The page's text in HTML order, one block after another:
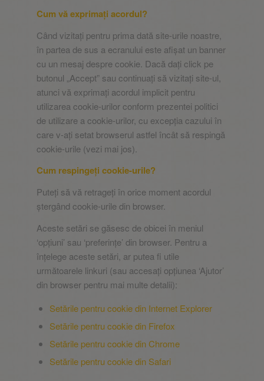
Cum vă exprimați acordul?
Când vizitați pentru prima dată site-urile noastre,
în partea de sus a ecranului este afișat un banner
cu un mesaj despre cookie. Dacă dați click pe
butonul „Accept” sau continuați să vizitați site-ul,
atunci vă exprimați acordul implicit pentru
utilizarea cookie-urilor conform prezentei politici
de utilizare a cookie-urilor, cu excepția cazului în
care v-ați setat browserul astfel încât să respingă
cookie-urile (vezi mai jos).
Cum respingeți cookie-urile?
Puteți să vă retrageți în orice moment acordul
ștergând cookie-urile din browser.
Aceste setări se găsesc de obicei în meniul
‘opțiuni’ sau ‘preferințe’ din browser. Pentru a
înțelege aceste setări, ar putea fi utile
următoarele linkuri (sau accesați opțiunea ‘Ajutor’
din browser pentru mai multe detalii):
Setările pentru cookie din Internet Explorer
Setările pentru cookie din Firefox
Setările pentru cookie din Chrome
Setările pentru cookie din Safari